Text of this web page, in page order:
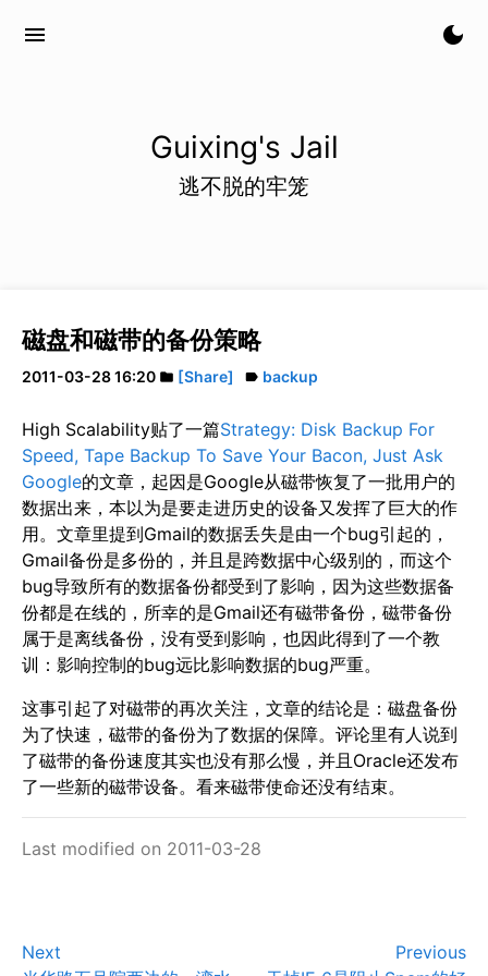
menu dark_mode
Guixing's Jail
逃不脱的牢笼
磁盘和磁带的备份策略
2011-03-28 16:20 folder [Share] label backup
High Scalability贴了一篇Strategy: Disk Backup For
Speed, Tape Backup To Save Your Bacon, Just Ask
Google的文章，起因是Google从磁带恢复了一批用户的
数据出来，本以为是要走进历史的设备又发挥了巨大的作
用。文章里提到Gmail的数据丢失是由一个bug引起的，
Gmail备份是多份的，并且是跨数据中心级别的，而这个
bug导致所有的数据备份都受到了影响，因为这些数据备
份都是在线的，所幸的是Gmail还有磁带备份，磁带备份
属于是离线备份，没有受到影响，也因此得到了一个教
训：影响控制的bug远比影响数据的bug严重。
这事引起了对磁带的再次关注，文章的结论是：磁盘备份
为了快速，磁带的备份为了数据的保障。评论里有人说到
了磁带的备份速度其实也没有那么慢，并且Oracle还发布
了一些新的磁带设备。看来磁带使命还没有结束。
Last modified on 2011-03-28
Next
Previous